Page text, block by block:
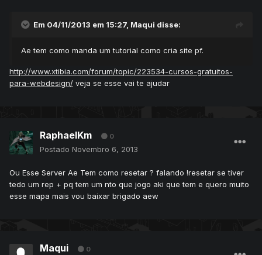
Em 04/11/2013 em 15:27, Maqui disse:
Ae tem como manda um tutorial como cria site pf.
http://www.xtibia.com/forum/topic/223534-cursos-gratuitos-
para-webdesign/ veja se esse vai te ajudar
RaphaelKm 0
Postado Novembro 6, 2013
Ou Esse Server Ae Tem como resetar ? falando !resetar se tiver
tedo um rep + pq tem um nto que jogo aki que tem e quero muito
esse mapa mais vou baixar brigado aew
Maqui 0